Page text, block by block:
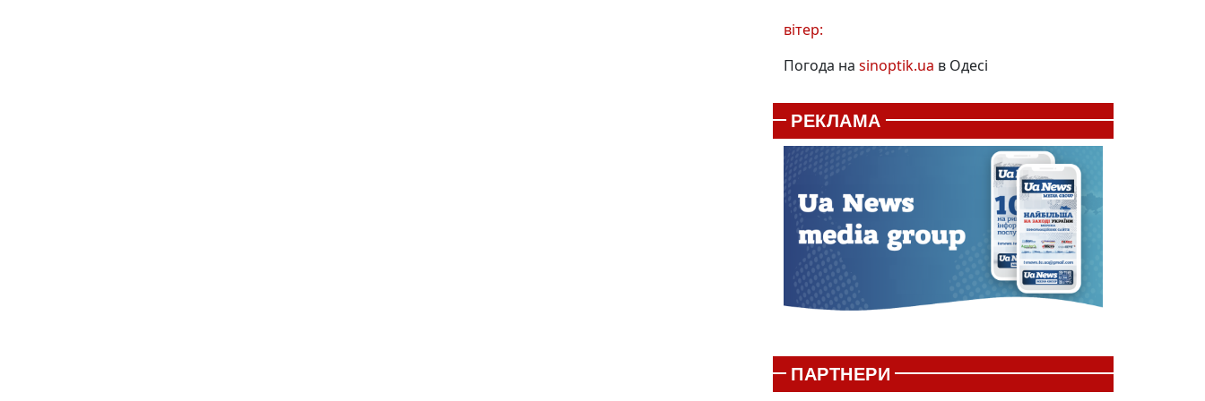
вітер:
Погода на sinoptik.ua в Одесі
РЕКЛАМА
ПАРТНЕРИ